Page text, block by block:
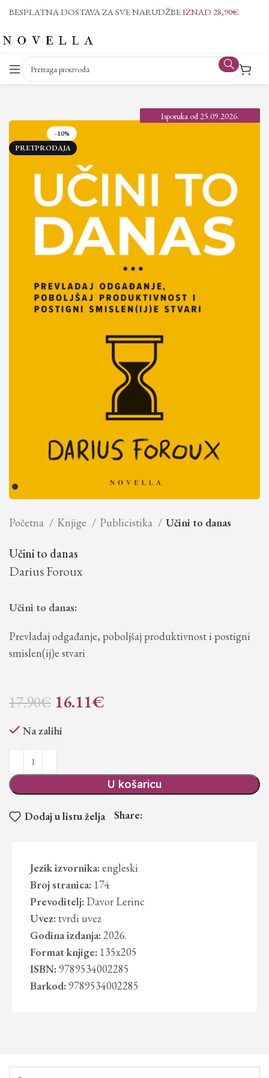
BESPLATNA DOSTAVA ZA SVE NARUDŽBEIZNAD 28,90€
Isporuka od 25.09.2026.
-10%
PRETPRODAJA
Početna Knjige Publicistika Učini to danas
Učini to danas
Darius Foroux
Učini to danas:
Prevladaj odgađanje, poboljšaj produktivnost i postigni
smislen(ij)e stvari
17.90€ 16.11€
Na zalihi
U košaricu
Dodaj u listu želja Share:
Jezik izvornika: engleski
Broj stranica: 174
Prevoditelj: Davor Lerinc
Uvez: tvrdi uvez
Godina izdanja: 2026.
Format knjige: 135x205
ISBN: 9789534002285
Barkod: 9789534002285